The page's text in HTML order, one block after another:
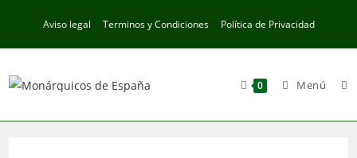
contenido
Aviso legal Terminos y Condiciones Política de Privacidad
0 Menú